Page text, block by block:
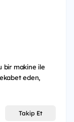
bir makine ile
eden,
Takip Et